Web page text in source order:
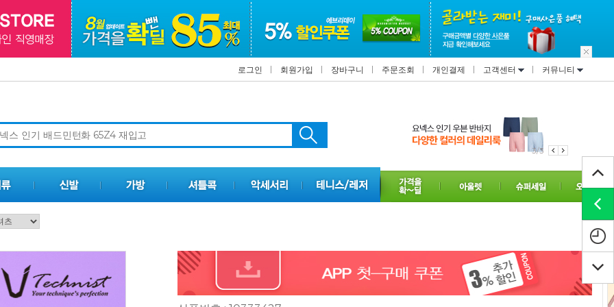
로그인 회원가입 장바구니 주문조회 개인결제 고객센터 커뮤니티
1/3